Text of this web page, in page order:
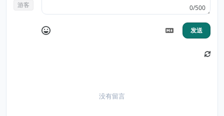
游客 0/500
发送
没有留言